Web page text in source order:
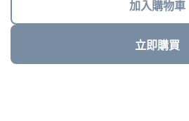
加入購物車
立即購買